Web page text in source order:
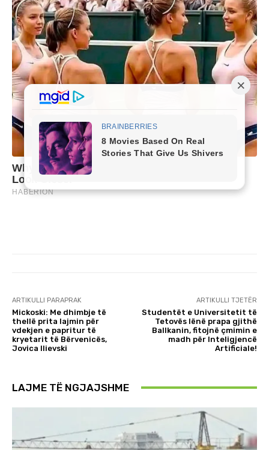
ARTIKULLI PARAPRAK
Mickoski: Me dhimbje të
thellë prita lajmin për
vdekjen e papritur të
kryetarit të Bërvenicës,
Jovica Ilievski
ARTIKULLI TJETËR
Studentët e Universitetit të
Tetovës lënë prapa gjithë
Ballkanin, fitojnë çmimin e
madh për Inteligjencë
Artificiale!
LAJME TË NGJAJSHME